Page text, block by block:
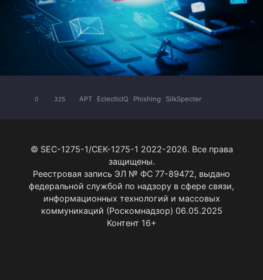
0 325 APT EclecticIQ Phishing SilkSpecter
© SEC-1275-1/СЕК-1275-1 2022-2026. Все права
защищены.
Реестровая запись ЭЛ № ФС 77-89472, выдано
федеральной службой по надзору в сфере связи,
информационных технологий и массовых
коммуникаций (Роскомнадзор) 06.05.2025
Контент 16+